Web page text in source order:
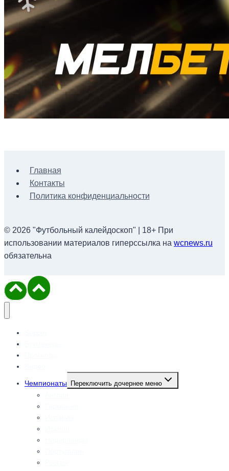
Главная
Контакты
Политика конфиденциальности
© 2026 "Футбольный калейдоскоп" | 18+ При
использовании материалов гиперссылка на wcnews.ru
обязательна
Чемпионаты Переключить дочернее меню